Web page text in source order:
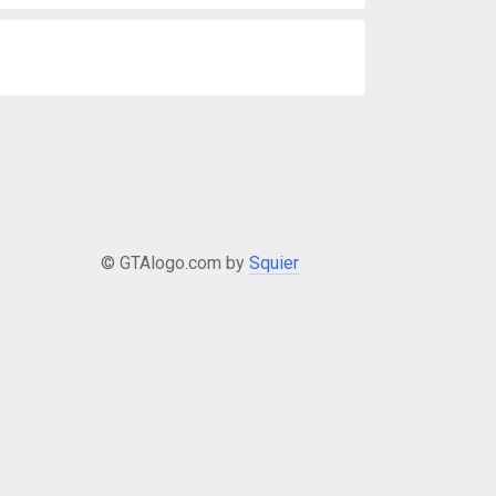
© GTAlogo.com by Squier